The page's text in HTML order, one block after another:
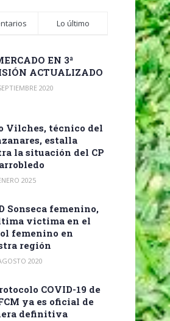
Lo último
EN 3ª
ACTUALIZADO
2020
Vilches, técnico del
estalla
la situación del CP
2025
Sonseca femenino,
victima en el
femenino en
región
2020
COVID-19 de
ya es oficial de
definitiva